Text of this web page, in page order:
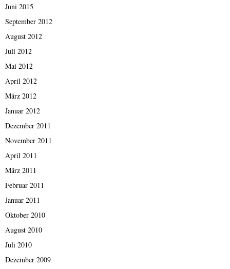
Juni 2015
September 2012
August 2012
Juli 2012
Mai 2012
April 2012
März 2012
Januar 2012
Dezember 2011
November 2011
April 2011
März 2011
Februar 2011
Januar 2011
Oktober 2010
August 2010
Juli 2010
Dezember 2009